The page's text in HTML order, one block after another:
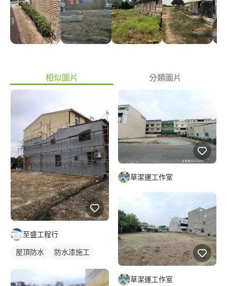
相似圖片 分類圖片
至盛工程行
屋頂防水 防水漆施工
草潔運工作室
草潔運工作室